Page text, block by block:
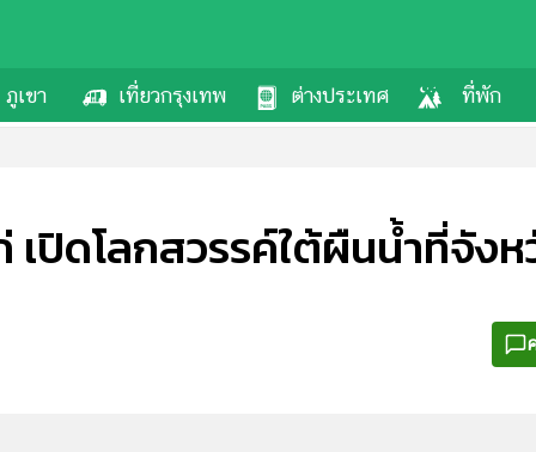
ภูเขา เที่ยวกรุงเทพ ต่างประเทศ ที่พัก
ก่ เปิดโลกสวรรค์ใต้ผืนน้ำที่จั